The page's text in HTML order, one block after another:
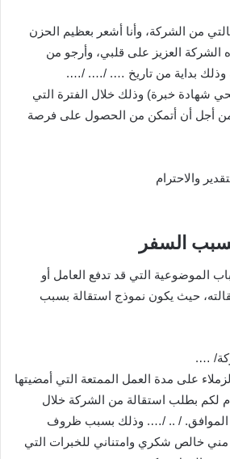
من الشركة، وأنا أشعر بعظيم الحزن
العزيز على قلبي، وأرجو من
وذلك بداية من تاريخ …. /…. /….
شهادة خبرة) وذلك خلال الفترة التي
أجل أن أتمكن من الحصول على فرصة
والاحترام
السفر
الموضوعية التي قد تدفع العامل أو
حيث يكون نموذج استقالة بسبب
….
على مدة العمل الممتعة التي أمضيتها
لكم بطلب استقالة من الشركة خلال
الموافق. / .. /…. وذلك بسبب ظروف
خالص شكري وامتناني للخبرات التي